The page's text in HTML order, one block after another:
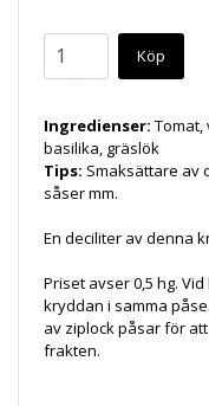
Köp
Ingredienser: Tomat,
basilika, gräslök
Tips: Smaksättare av
såser mm.
En deciliter av denna
Priset avser 0,5 hg.
kryddan i samma
av ziplock påsar för
frakten.